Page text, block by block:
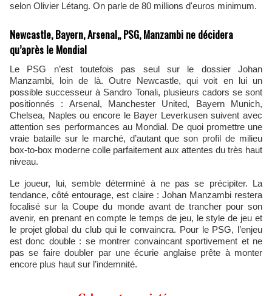
selon Olivier Létang. On parle de 80 millions d'euros minimum.
Newcastle, Bayern, Arsenal,, PSG, Manzambi ne décidera
qu’après le Mondial
Le PSG n’est toutefois pas seul sur le dossier Johan
Manzambi, loin de là. Outre Newcastle, qui voit en lui un
possible successeur à Sandro Tonali, plusieurs cadors se sont
positionnés : Arsenal, Manchester United, Bayern Munich,
Chelsea, Naples ou encore le Bayer Leverkusen suivent avec
attention ses performances au Mondial. De quoi promettre une
vraie bataille sur le marché, d’autant que son profil de milieu
box‑to‑box moderne colle parfaitement aux attentes du très haut
niveau.
Le joueur, lui, semble déterminé à ne pas se précipiter. La
tendance, côté entourage, est claire : Johan Manzambi restera
focalisé sur la Coupe du monde avant de trancher pour son
avenir, en prenant en compte le temps de jeu, le style de jeu et
le projet global du club qui le convaincra. Pour le PSG, l’enjeu
est donc double : se montrer convaincant sportivement et ne
pas se faire doubler par une écurie anglaise prête à monter
encore plus haut sur l’indemnité.